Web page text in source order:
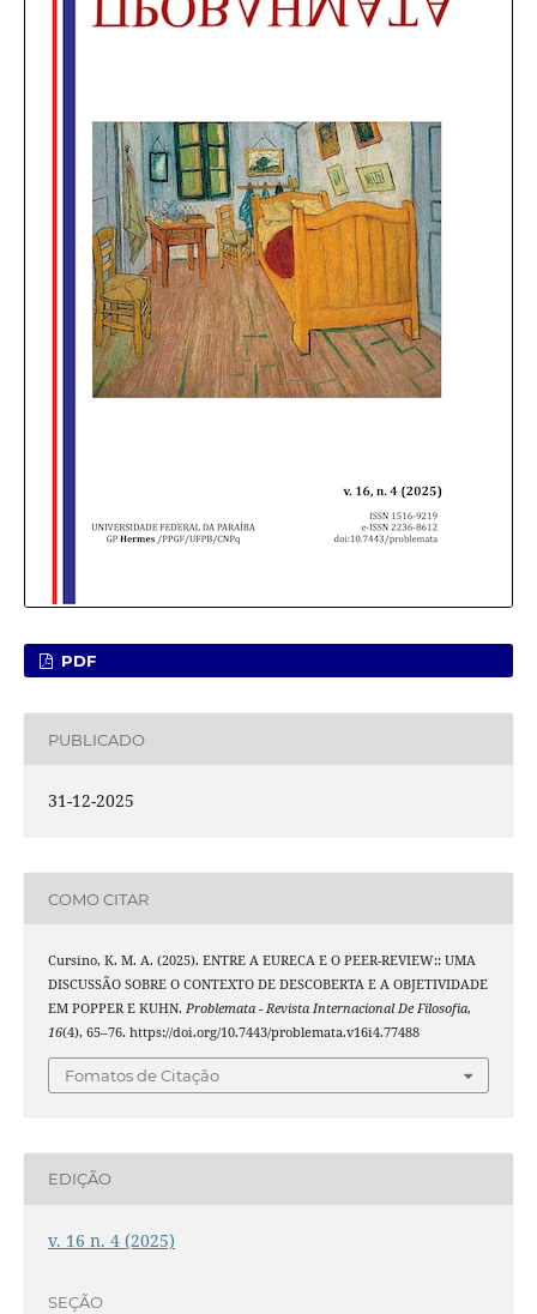
PDF
PUBLICADO
31-12-2025
COMO CITAR
Cursino, K. M. A. (2025). ENTRE A EURECA E O PEER-REVIEW:: UMA
DISCUSSÃO SOBRE O CONTEXTO DE DESCOBERTA E A OBJETIVIDADE
EM POPPER E KUHN. Problemata - Revista Internacional De Filosofia,
16(4), 65–76. https://doi.org/10.7443/problemata.v16i4.77488
Fomatos de Citação
EDIÇÃO
v. 16 n. 4 (2025)
SEÇÃO